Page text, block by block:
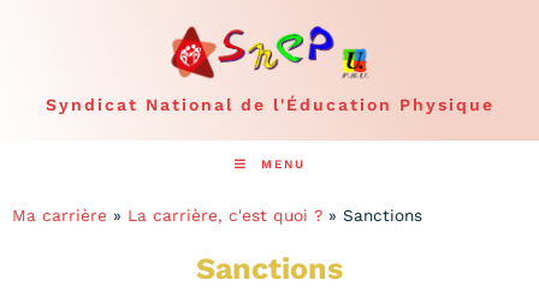
Syndicat National de l'Éducation Physique
MENU
Ma carrière » La carrière, c'est quoi ? » Sanctions
Sanctions